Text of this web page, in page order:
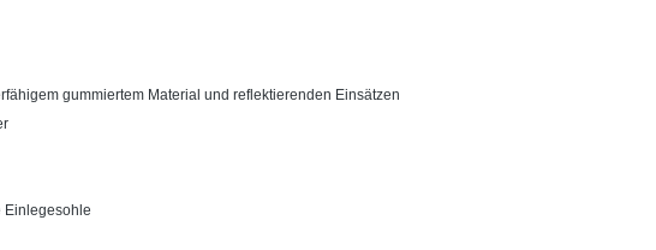
gummiertem Material und reflektierenden Einsätzen
Einlegesohle